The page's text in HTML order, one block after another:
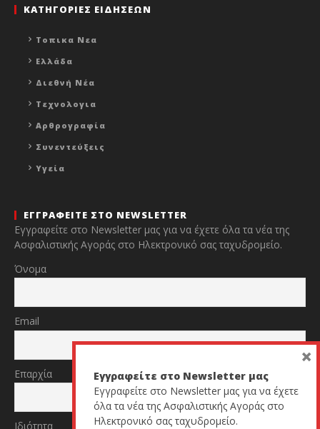
ΚΑΤΗΓΟΡΙΕΣ ΕΙΔΗΣΕΩΝ
Τοπικα Νεα
Ελλάδα
Διεθνή Νέα
Τεχνολογια
Αρθρογραφία
Συνεντεύξεις
Υγεία
ΕΓΓΡΑΦΕΙΤΕ ΣΤΟ NEWSLETTER
Εγγραφείτε στο Newsletter μας για να έχετε όλα τα νέα της
Ασφαλιστικής Αγοράς στο Ηλεκτρονικό σας ταχυδρομείο.
Όνομα
Email
Επαρχία
Ιδιότητα
Εγγραφείτε στο Newsletter μας
Εγγραφείτε στο Newsletter μας για να έχετε
όλα τα νέα της Ασφαλιστικής Αγοράς στο
Ηλεκτρονικό σας ταχυδρομείο.
×